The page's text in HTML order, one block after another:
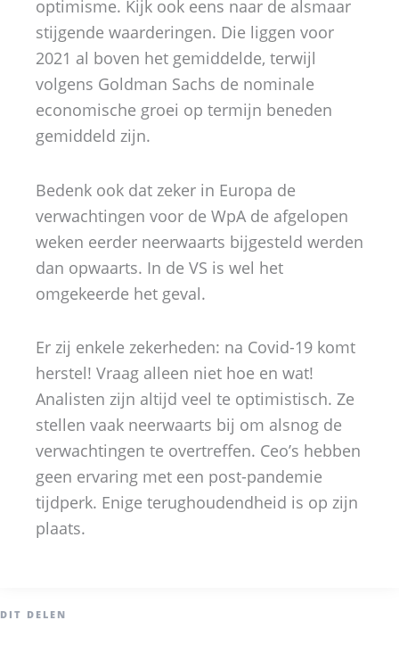
optimisme. Kijk ook eens naar de alsmaar
stijgende waarderingen. Die liggen voor
2021 al boven het gemiddelde, terwijl
volgens Goldman Sachs de nominale
economische groei op termijn beneden
gemiddeld zijn.
Bedenk ook dat zeker in Europa de
verwachtingen voor de WpA de afgelopen
weken eerder neerwaarts bijgesteld werden
dan opwaarts. In de VS is wel het
omgekeerde het geval.
Er zij enkele zekerheden: na Covid-19 komt
herstel! Vraag alleen niet hoe en wat!
Analisten zijn altijd veel te optimistisch. Ze
stellen vaak neerwaarts bij om alsnog de
verwachtingen te overtreffen. Ceo’s hebben
geen ervaring met een post-pandemie
tijdperk. Enige terughoudendheid is op zijn
plaats.